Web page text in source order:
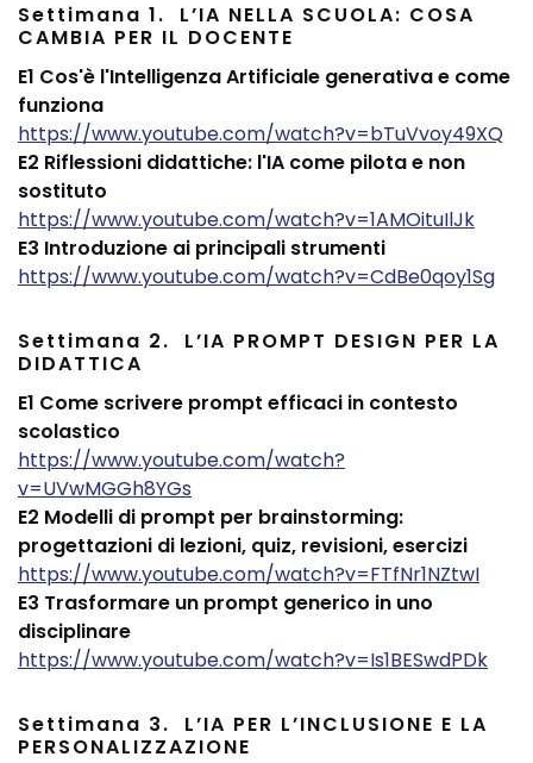
Settimana 1. L’IA NELLA SCUOLA: COSA
CAMBIA PER IL DOCENTE
E1 Cos'è l'Intelligenza Artificiale generativa e come
funziona
https://www.youtube.com/watch?v=bTuVvoy49XQ
E2 Riflessioni didattiche: l'IA come pilota e non
sostituto
https://www.youtube.com/watch?v=1AMOituIlJk
E3 Introduzione ai principali strumenti
https://www.youtube.com/watch?v=CdBe0qoy1Sg
Settimana 2. L’IA PROMPT DESIGN PER LA
DIDATTICA
E1 Come scrivere prompt efficaci in contesto
scolastico
https://www.youtube.com/watch?
v=UVwMGGh8YGs
E2 Modelli di prompt per brainstorming:
progettazioni di lezioni, quiz, revisioni, esercizi
https://www.youtube.com/watch?v=FTfNr1NZtwI
E3 Trasformare un prompt generico in uno
disciplinare
https://www.youtube.com/watch?v=Is1BESwdPDk
Settimana 3. L’IA PER L’INCLUSIONE E LA
PERSONALIZZAZIONE